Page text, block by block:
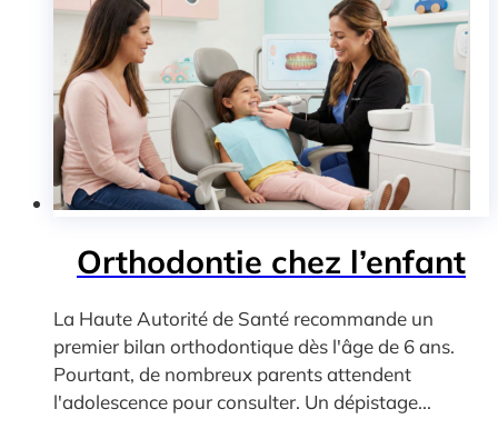
Orthodontie chez l’enfant
La Haute Autorité de Santé recommande un
premier bilan orthodontique dès l'âge de 6 ans.
Pourtant, de nombreux parents attendent
l'adolescence pour consulter. Un dépistage...